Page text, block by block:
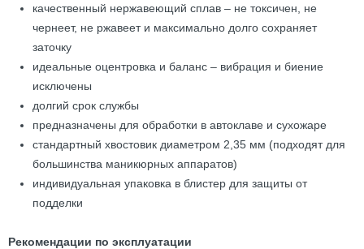
качественный нержавеющий сплав – не токсичен, не
чернеет, не ржавеет и максимально долго сохраняет
заточку
идеальные оцентровка и баланс – вибрация и биение
исключены
долгий срок службы
предназначены для обработки в автоклаве и сухожаре
стандартный хвостовик диаметром 2,35 мм (подходят для
большинства маникюрных аппаратов)
индивидуальная упаковка в блистер для защиты от
подделки
Рекомендации по эксплуатации